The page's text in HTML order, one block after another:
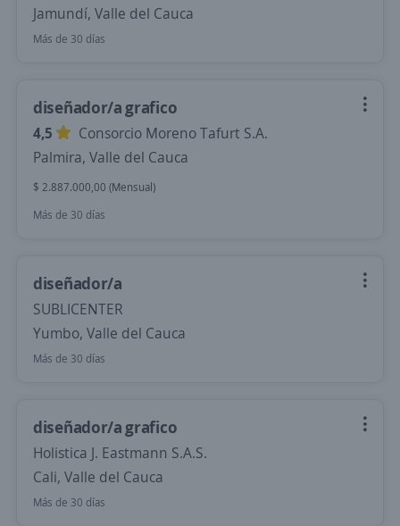
Jamundí, Valle del Cauca
Más de 30 días
diseñador/a grafico
4,5
Consorcio Moreno Tafurt S.A.
Palmira, Valle del Cauca
$ 2.887.000,00 (Mensual)
Más de 30 días
diseñador/a
SUBLICENTER
Yumbo, Valle del Cauca
Más de 30 días
diseñador/a grafico
Holistica J. Eastmann S.A.S.
Cali, Valle del Cauca
Más de 30 días